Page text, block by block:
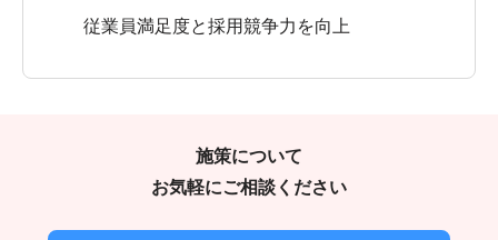
従業員満足度と採用競争力を向上
施策について
お気軽にご相談ください